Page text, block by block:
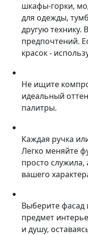
шкафы-горки,
для одежды,
другую технику.
предпочтений.
красок -
Не ищите
идеальный
палитры.
Каждая ручка
Легко меняйте
просто
вашего
Выберите фасад
предмет
и душу,